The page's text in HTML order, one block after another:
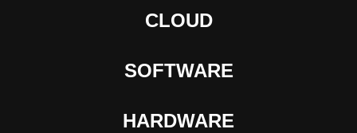
CLOUD
SOFTWARE
HARDWARE